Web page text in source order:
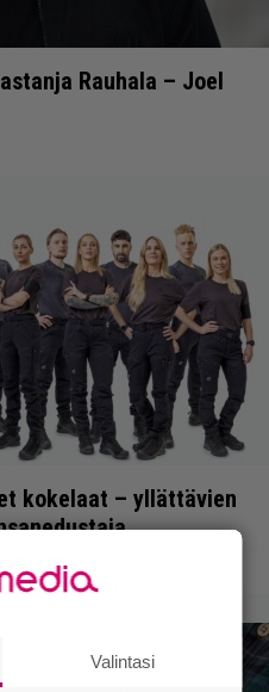
Rauhala – Joel
kokelaat – yllättävien
Valintasi